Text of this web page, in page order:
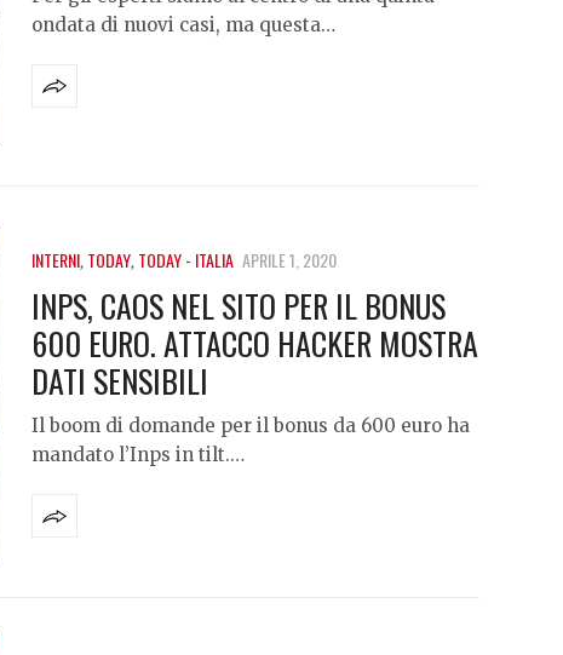
ondata di nuovi casi, ma questa…
INTERNI,TODAY,TODAY - ITALIA APRILE 1, 2020
INPS, CAOS NEL SITO PER IL BONUS
600 EURO. ATTACCO HACKER MOSTRA
DATI SENSIBILI
Il boom di domande per il bonus da 600 euro ha
mandato l’Inps in tilt.…